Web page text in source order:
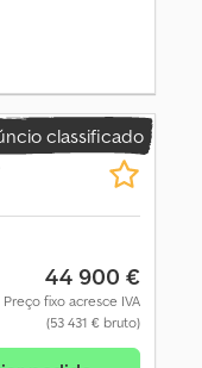
classificado
44 900 €
Preço fixo acresce IVA
(53 431 € bruto)